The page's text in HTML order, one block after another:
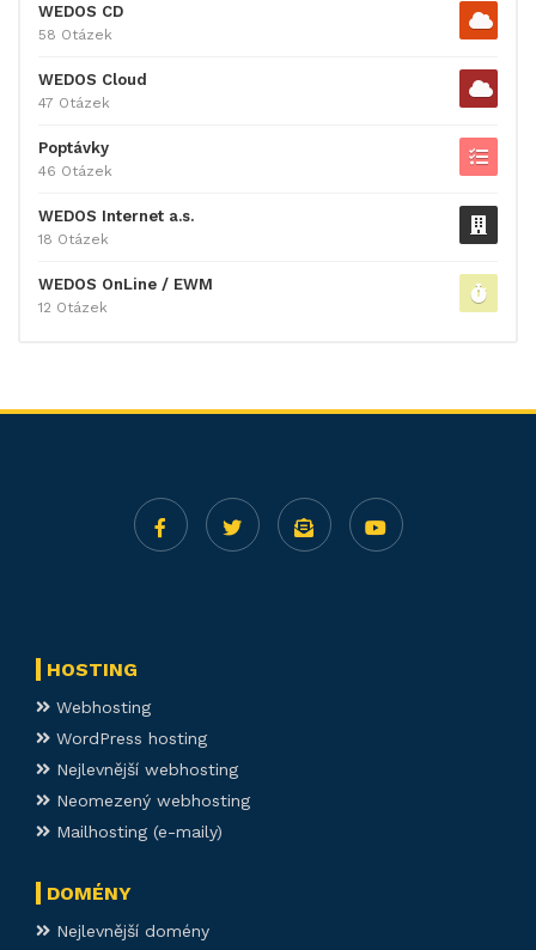
WEDOS CD
58 Otázek
WEDOS Cloud
47 Otázek
Poptávky
46 Otázek
WEDOS Internet a.s.
18 Otázek
WEDOS OnLine / EWM
12 Otázek
HOSTING
Webhosting
WordPress hosting
Nejlevnější webhosting
Neomezený webhosting
Mailhosting (e-maily)
DOMÉNY
Nejlevnější domény